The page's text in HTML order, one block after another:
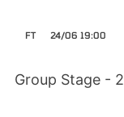
24/06 19:00
FT
Group Stage - 2